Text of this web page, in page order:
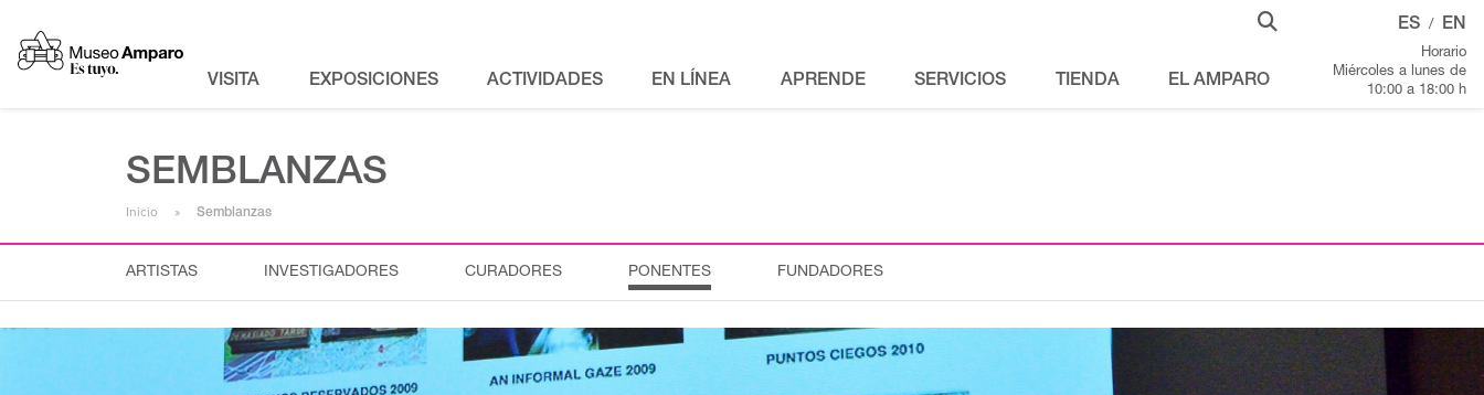
VISITA EXPOSICIONES ACTIVIDADES EN LÍNEA APRENDE SERVICIOS TIENDA EL AMPARO
ES / EN
Horario
Miércoles a lunes de
10:00 a 18:00 h
SEMBLANZAS
Inicio Semblanzas
ARTISTAS INVESTIGADORES CURADORES PONENTES FUNDADORES